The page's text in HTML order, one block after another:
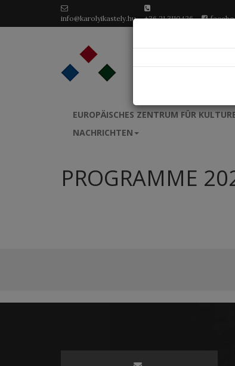
info@karolyikastely.hu +36 21 3110426
EUROPÄISCHES ZENTRUM FÜR
NACHRICHTEN
PROGRAMME